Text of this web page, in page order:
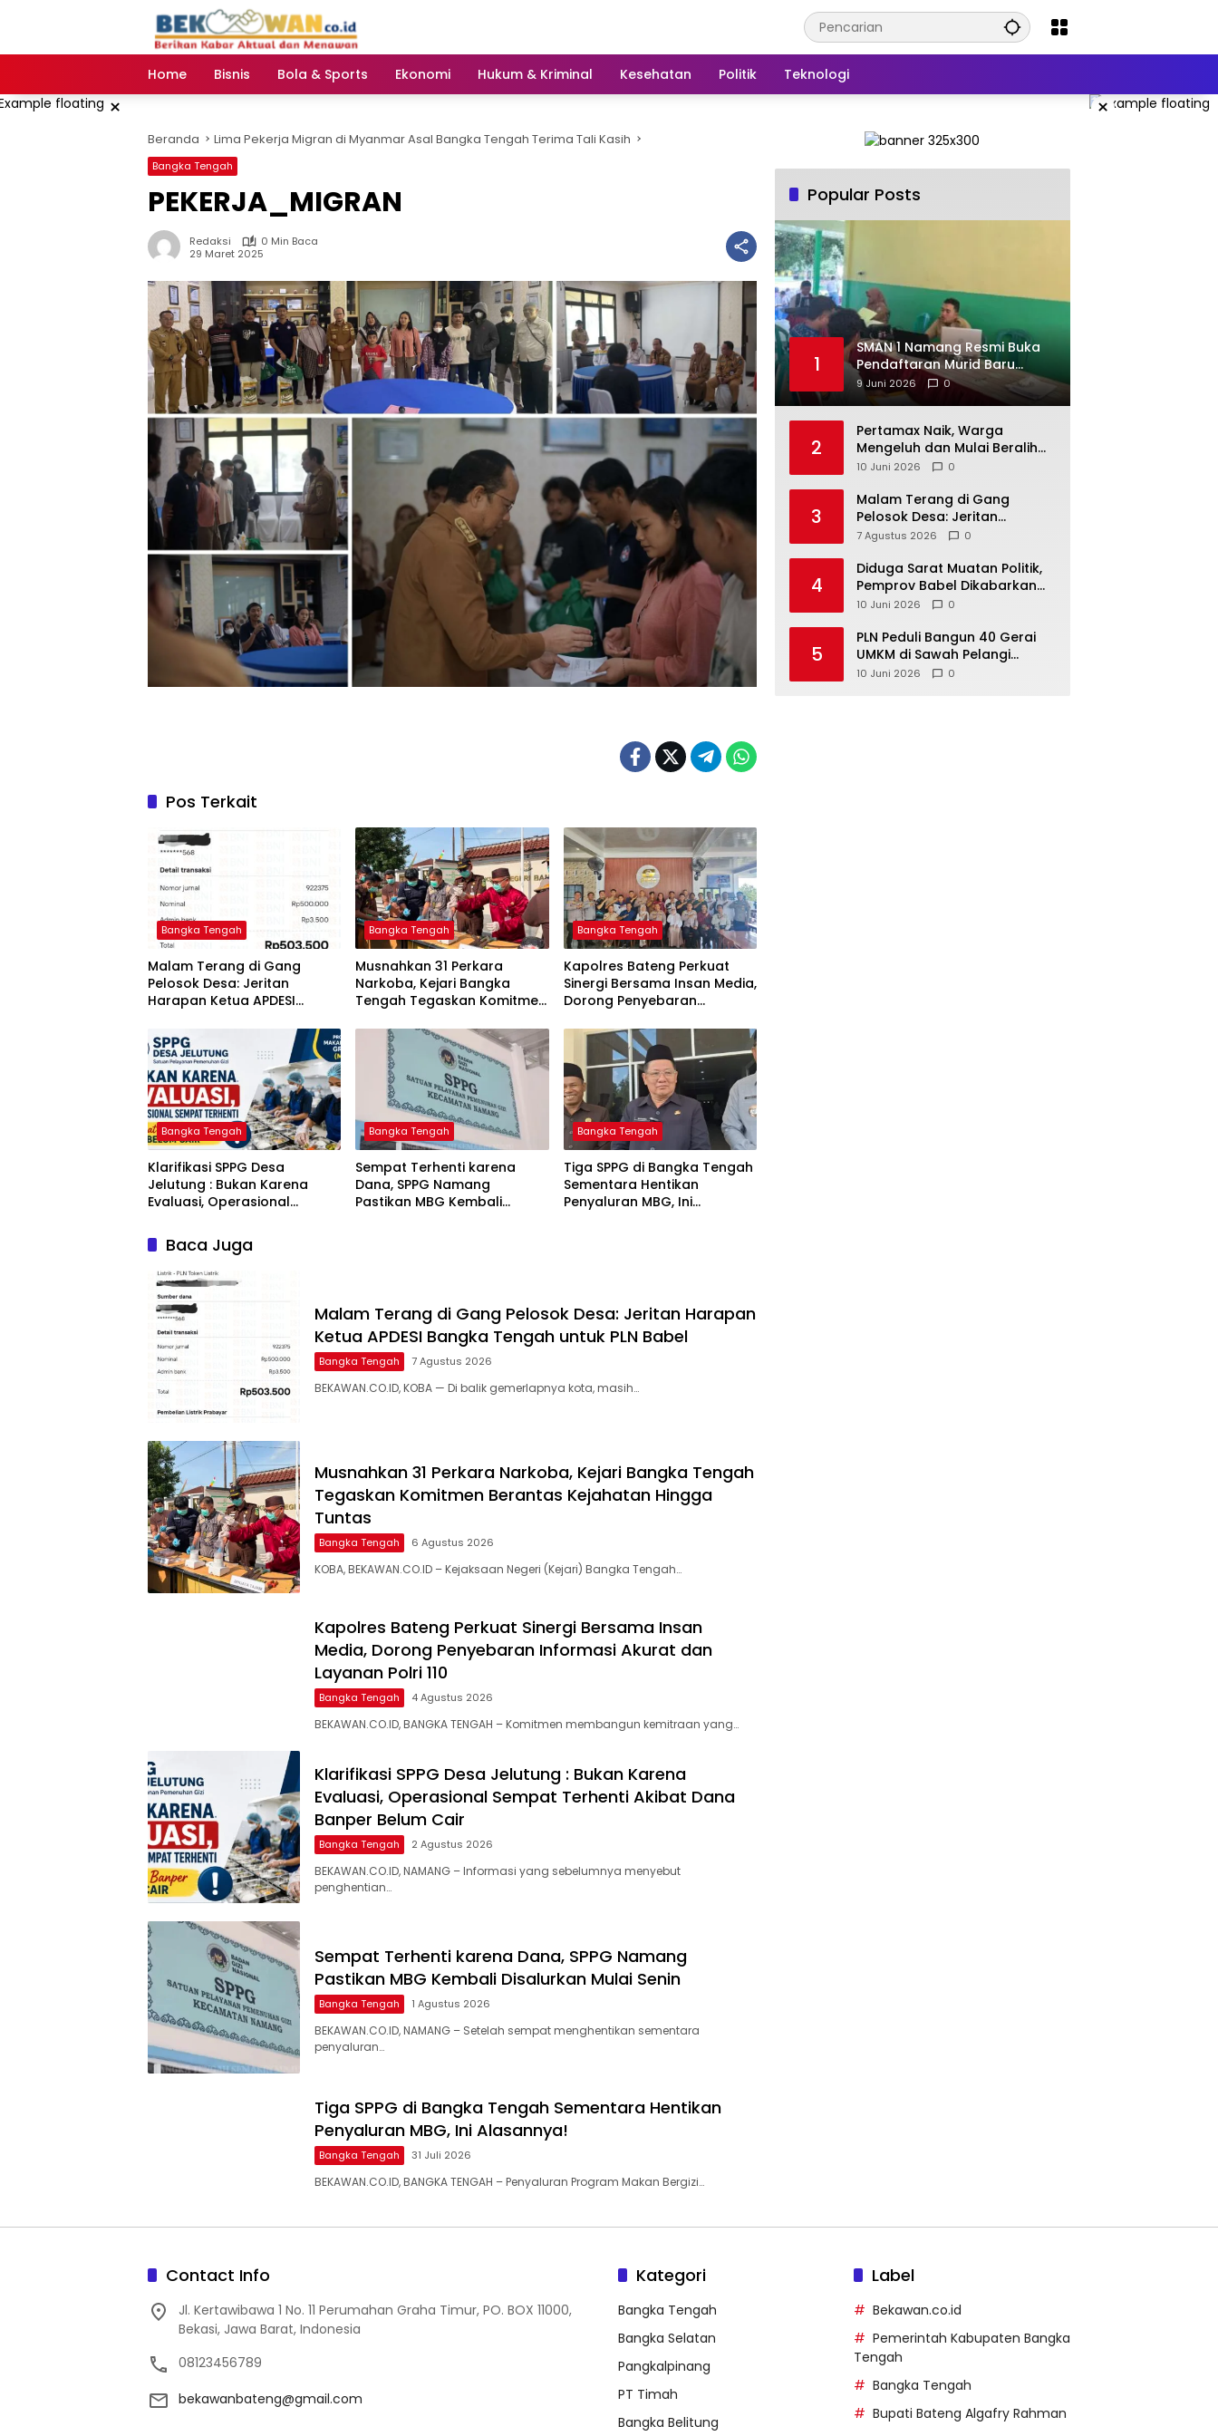
Home
Bisnis Bola & Sports Ekonomi Hukum & Kriminal Kesehatan Politik Teknologi
× ×
Beranda Lima Pekerja Migran di Myanmar Asal Bangka Tengah Terima Tali Kasih
Bangka Tengah
PEKERJA_MIGRAN
Redaksi
0 Min Baca
29 Maret 2025
Pos Terkait
Bangka Tengah
Malam Terang di Gang
Pelosok Desa: Jeritan
Harapan Ketua APDESI
Babel
Bangka Tengah
Musnahkan 31 Perkara
Narkoba, Kejari Bangka
Tengah Tegaskan Komitmen
Tuntas
Bangka Tengah
‎Kapolres Bateng Perkuat
Sinergi Bersama Insan Media,
Dorong Penyebaran
Layanan Polri 110
Bangka Tengah
‎Klarifikasi SPPG Desa
Jelutung : Bukan Karena
Evaluasi, Operasional
Dana Banper Belum Cair
Bangka Tengah
‎Sempat Terhenti karena
Dana, SPPG Namang
Pastikan MBG Kembali
Bangka Tengah
‎Tiga SPPG di Bangka Tengah
Sementara Hentikan
Penyaluran MBG, Ini
Baca Juga
Malam Terang di Gang Pelosok Desa: Jeritan Harapan
Ketua APDESI Bangka Tengah untuk PLN Babel
Bangka Tengah 7 Agustus 2026
BEKAWAN.CO.ID, KOBA — Di balik gemerlapnya kota, masih…
Musnahkan 31 Perkara Narkoba, Kejari Bangka Tengah
Tegaskan Komitmen Berantas Kejahatan Hingga
Tuntas
Bangka Tengah 6 Agustus 2026
KOBA, BEKAWAN.CO.ID – Kejaksaan Negeri (Kejari) Bangka Tengah…
‎Kapolres Bateng Perkuat Sinergi Bersama Insan
Media, Dorong Penyebaran Informasi Akurat dan
Layanan Polri 110
Bangka Tengah 4 Agustus 2026
BEKAWAN.CO.ID, BANGKA TENGAH – Komitmen membangun kemitraan yang…
‎Klarifikasi SPPG Desa Jelutung : Bukan Karena
Evaluasi, Operasional Sempat Terhenti Akibat Dana
Banper Belum Cair
Bangka Tengah 2 Agustus 2026
BEKAWAN.CO.ID, NAMANG – Informasi yang sebelumnya menyebut
penghentian…
‎Sempat Terhenti karena Dana, SPPG Namang
Pastikan MBG Kembali Disalurkan Mulai Senin
Bangka Tengah 1 Agustus 2026
BEKAWAN.CO.ID, NAMANG – Setelah sempat menghentikan sementara
penyaluran…
‎Tiga SPPG di Bangka Tengah Sementara Hentikan
Penyaluran MBG, Ini Alasannya! ‎
Bangka Tengah 31 Juli 2026
BEKAWAN.CO.ID, BANGKA TENGAH – Penyaluran Program Makan Bergizi…
Popular Posts
1
SMAN 1 Namang Resmi Buka
Pendaftaran Murid Baru
2026/2027
9 Juni 2026 0
2
‎Pertamax Naik, Warga
Mengeluh dan Mulai Beralih
ke Pertalite Meski Harus Antre
10 Juni 2026 0
3
Malam Terang di Gang
Pelosok Desa: Jeritan
Harapan Ketua APDESI
Babel
7 Agustus 2026 0
4
‎Diduga Sarat Muatan Politik,
Pemprov Babel Dikabarkan
Lakukan Rotasi Besar-
10 Juni 2026 0
5
‎PLN Peduli Bangun 40 Gerai
UMKM di Sawah Pelangi
Namang, Dorong
10 Juni 2026 0
Contact Info
Jl. Kertawibawa 1 No. 11 Perumahan Graha Timur, PO. BOX 11000,
Bekasi, Jawa Barat, Indonesia
08123456789
bekawanbateng@gmail.com
Kategori
Bangka Tengah
Bangka Selatan
Pangkalpinang
PT Timah
Bangka Belitung
Label
Bekawan.co.id
Pemerintah Kabupaten Bangka
Tengah
Bangka Tengah
Bupati Bateng Algafry Rahman